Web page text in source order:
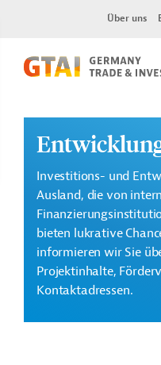
Über uns
Investitions- und
Ausland, die von
bieten lukrative
informieren wir Sie
Projektinhalte,
Kontaktadressen.